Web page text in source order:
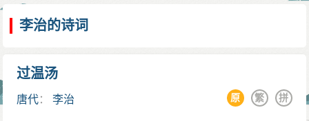
后是事奉君王，最终是修身。君子事奉皇上，进朝廷想
纠正其恶。”唐太宗大喜道：“按此行事，完全能够事奉好
岁，悲哀思念之情感动左右的人，太宗多次加以安慰，
李治的诗词
过温汤
唐代：李治 拼
繁
原